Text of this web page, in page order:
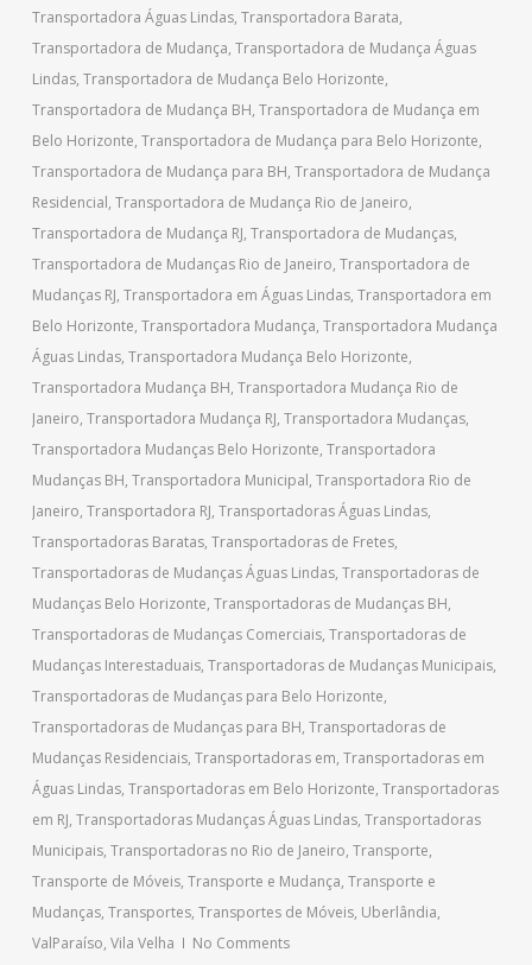
Transportadora Águas Lindas, Transportadora Barata,
Transportadora de Mudança, Transportadora de Mudança Águas
Lindas, Transportadora de Mudança Belo Horizonte,
Transportadora de Mudança BH, Transportadora de Mudança em
Belo Horizonte, Transportadora de Mudança para Belo Horizonte,
Transportadora de Mudança para BH, Transportadora de Mudança
Residencial, Transportadora de Mudança Rio de Janeiro,
Transportadora de Mudança RJ, Transportadora de Mudanças,
Transportadora de Mudanças Rio de Janeiro, Transportadora de
Mudanças RJ, Transportadora em Águas Lindas, Transportadora em
Belo Horizonte, Transportadora Mudança, Transportadora Mudança
Águas Lindas, Transportadora Mudança Belo Horizonte,
Transportadora Mudança BH, Transportadora Mudança Rio de
Janeiro, Transportadora Mudança RJ, Transportadora Mudanças,
Transportadora Mudanças Belo Horizonte, Transportadora
Mudanças BH, Transportadora Municipal, Transportadora Rio de
Janeiro, Transportadora RJ, Transportadoras Águas Lindas,
Transportadoras Baratas, Transportadoras de Fretes,
Transportadoras de Mudanças Águas Lindas, Transportadoras de
Mudanças Belo Horizonte, Transportadoras de Mudanças BH,
Transportadoras de Mudanças Comerciais, Transportadoras de
Mudanças Interestaduais, Transportadoras de Mudanças Municipais,
Transportadoras de Mudanças para Belo Horizonte,
Transportadoras de Mudanças para BH, Transportadoras de
Mudanças Residenciais, Transportadoras em, Transportadoras em
Águas Lindas, Transportadoras em Belo Horizonte, Transportadoras
em RJ, Transportadoras Mudanças Águas Lindas, Transportadoras
Municipais, Transportadoras no Rio de Janeiro, Transporte,
Transporte de Móveis, Transporte e Mudança, Transporte e
Mudanças, Transportes, Transportes de Móveis, Uberlândia,
ValParaíso, Vila Velha No Comments